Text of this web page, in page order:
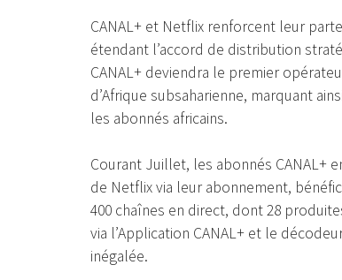
CANAL+ et Netflix renforcent leur
étendant l’accord de distribution
CANAL+ deviendra le premier
d’Afrique subsaharienne, marquant
les abonnés africains.
Courant Juillet, les abonnés CANAL+
de Netflix via leur abonnement,
400 chaînes en direct, dont 28
via l’Application CANAL+ et le
inégalée.